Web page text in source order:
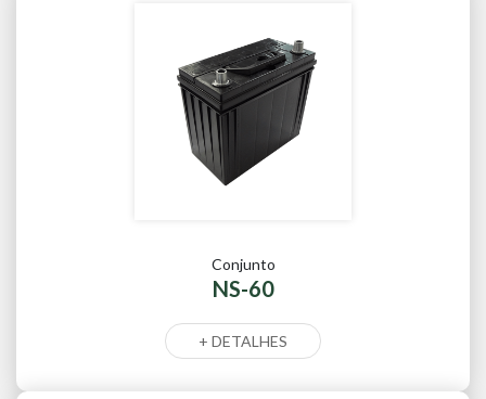
Conjunto
NS-60
+ DETALHES